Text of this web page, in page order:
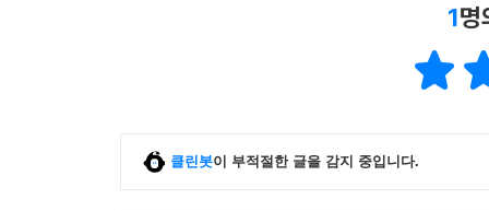
1명
클린봇이 부적절한 글을 감지 중입니다.